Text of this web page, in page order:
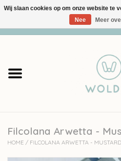
Garens
Accessoires
workshops
Filcolana Arwetta -
HOME / FILCOLANA ARWETTA -
Wij slaan cookies op om onze website te
Nee
Meer